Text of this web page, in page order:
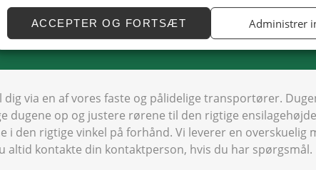
Matche og kombinere data fra andre datakilder, Tilknytte forskellige
Identificere enheder baseret på oplysninger, der sendes automatisk.
præsentere annoncering og indhold, Gem og kommunikér
databeskyttelsesvalg.
ACCEPTER OG FORTSÆT Administrer
til dig?
dig via en af vores faste og pålidelige transportører.
dugene op og justere rørene til den rigtige
den rigtige vinkel på forhånd. Vi leverer en
altid kontakte din kontaktperson, hvis du har spørgsmål.